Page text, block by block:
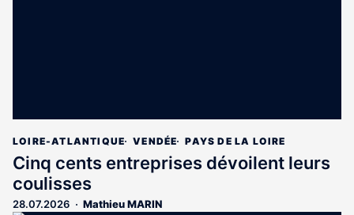
LOIRE-ATLANTIQUE VENDÉE PAYS DE LA LOIRE
Cinq cents entreprises dévoilent leurs
coulisses
28.07.2026 Mathieu MARIN